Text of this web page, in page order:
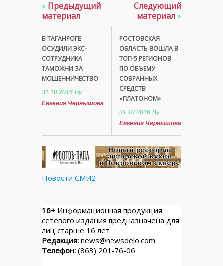
« Предыдущий
материал
В ТАГАНРОГЕ
ОСУДИЛИ ЭКС-
СОТРУДНИКА
ТАМОЖНИ ЗА
МОШЕННИЧЕСТВО
31.10.2016 By
Евгения Чернышова
Следующий
материал»
РОСТОВСКАЯ
ОБЛАСТЬ ВОШЛА В
ТОП-5 РЕГИОНОВ
ПО ОБЪЕМУ
СОБРАННЫХ
СРЕДСТВ
«ПЛАТОНОМ»
31.10.2016 By
Евгения Чернышова
Новости СМИ2
16+ Информационная продукция
сетевого издания предназначена для
лиц старше 16 лет
Редакция: news@newsdelo.com
Телефон: (863) 201-76-06